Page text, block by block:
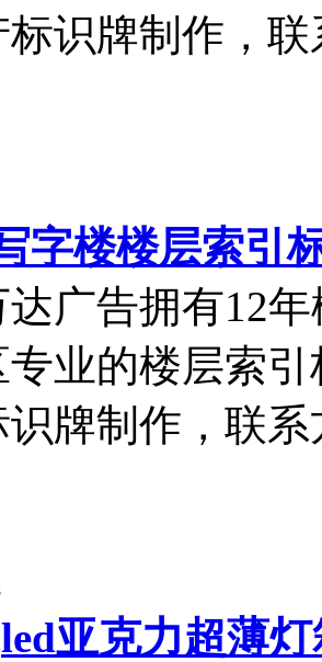
识牌制作，联
字楼楼层索引
达广告拥有12
业的楼层索
牌制作，联系
led亚克力超薄